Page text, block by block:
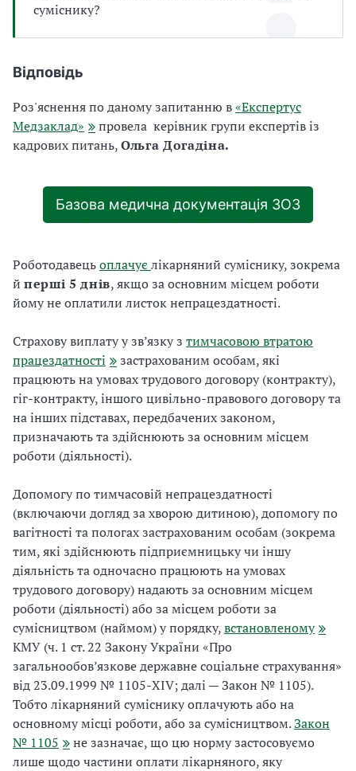
суміснику?
Відповідь
Роз'яснення по даному запитанню в«Експертус
Медзаклад»
провела керівник групи експертів із
кадрових питань,Ольга Догадіна.
Базова медична документація ЗОЗ
Роботодавецьоплачує лікарняний суміснику, зокрема
й перші 5 днів, якщо за основним місцем роботи
йому не оплатили листок непрацездатності.
Страхову виплату у зв’язку з тимчасовою втратою
працездатності
застрахованим особам, які
працюють на умовах трудового договору (контракту),
гіг-контракту, іншого цивільно-правового договору та
на інших підставах, передбачених законом,
призначають та здійснюють за основним місцем
роботи (діяльності).
Допомогу по тимчасовій непрацездатності
(включаючи догляд за хворою дитиною), допомогу по
вагітності та пологах застрахованим особам (зокрема
тим, які здійснюють підприємницьку чи іншу
діяльність та одночасно працюють на умовах
трудового договору) надають за основним місцем
роботи (діяльності) або за місцем роботи за
сумісництвом (наймом) у порядку,встановленому
КМУ (ч. 1 ст. 22 Закону України «Про
загальнообов’язкове державне соціальне страхування»
від 23.09.1999 № 1105-XIV; далі — Закон № 1105).
Тобто лікарняний суміснику оплачують або на
основному місці роботи, або за сумісництвом.Закон
№ 1105
не зазначає, що цю норму застосовуємо
лише щодо частини оплати лікарняного, яку
а
и
П
Р